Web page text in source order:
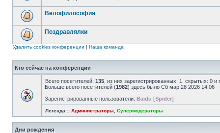
Велофилософия
Поздравлялки
Удалить cookies конференции | Наша команда
Кто сейчас на конференции
Всего посетителей: 135 , из них зарегистрированных: 1, скрытых: 0
Больше всего посетителей (1982) здесь было Сб мар 28 2026 14:06
Зарегистрированные пользователи: Baidu [Spider]
Легенда :: Администраторы Супермодераторы
Дни рождения